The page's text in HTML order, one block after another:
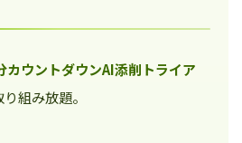
カウントダウンAI添削トライア
組み放題。